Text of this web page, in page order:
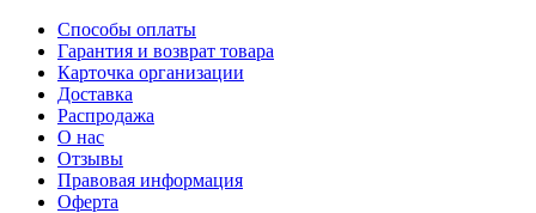
Способы оплаты
Гарантия и возврат товара
Карточка организации
Доставка
Распродажа
О нас
Отзывы
Правовая информация
Оферта